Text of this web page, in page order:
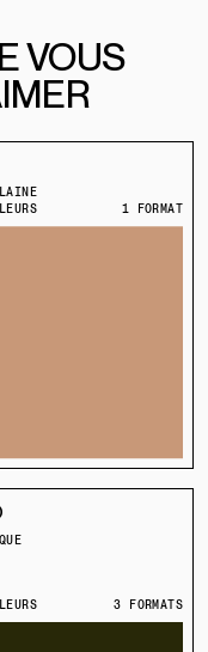
VOUS
1 FORMAT
3 FORMATS